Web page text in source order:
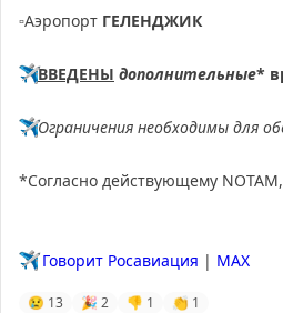
▫️Аэропорт ГЕЛЕНДЖИК
✈️ВВЕДЕНЫ дополнительные*
✈️Ограничения необходимы для
*Согласно действующему
✈️ Говорит Росавиация | MAX
😢 13 🎉 2 👎 1 👏 1